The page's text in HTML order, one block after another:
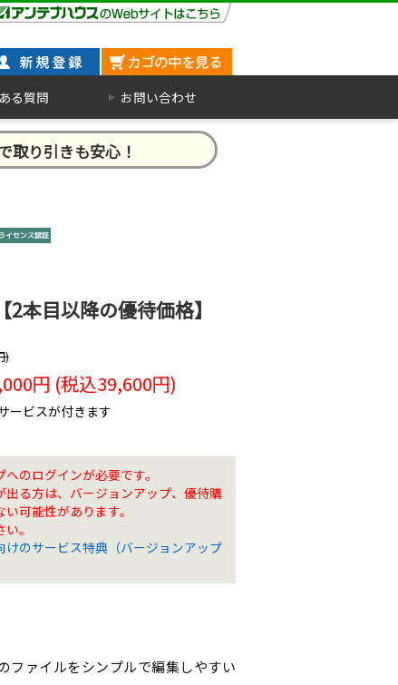
る質問 お問い合わせ
取り引きも安心！
本目以降の優待価格】
)
円 (税込39,600円)
ービスが付きます
のログインが必要です。
る方は、バージョンアップ、優待購
可能性があります。
。
のサービス特典（バージョンアップ
ファイルをシンプルで編集しやすい